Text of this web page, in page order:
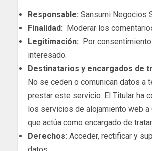
Responsable: Sansumi Negocios
Finalidad: Moderar los
Legitimación: Por
interesado.
Destinatarios y encargados de
No se ceden o comunican datos a
prestar este servicio. El Titular ha
los servicios de alojamiento web a
que actúa como encargado de
Derechos: Acceder, rectificar y